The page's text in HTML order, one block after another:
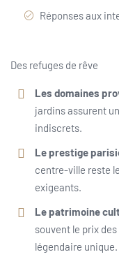
Réponses aux
Des refuges de rêve
Les domaines
jardins assurent
indiscrets.
Le prestige
centre-ville reste
exigeants.
Le patrimoine
souvent le prix
légendaire unique.